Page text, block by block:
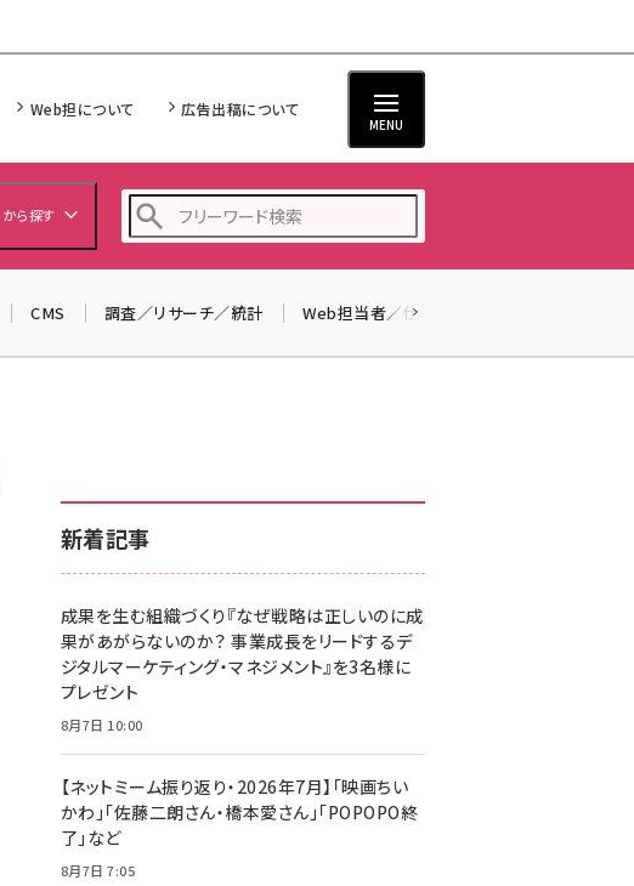
Web担について 広告出稿について
MENU
から探す
z世代 (1629)
meo (1281)
llmo (1167)
CMS 調査／リサーチ／統計 Web担当者／仕事
新着記事
成果を生む組織づくり『なぜ戦略は正しいのに成
果があがらないのか？ 事業成長をリードするデ
ジタルマーケティング・マネジメント』を3名様に
プレゼント
8月7日 10:00
【ネットミーム振り返り・2026年7月】「映画ちい
かわ」「佐藤二朗さん・橋本愛さん」「POPOPO終
了」など
8月7日 7:05